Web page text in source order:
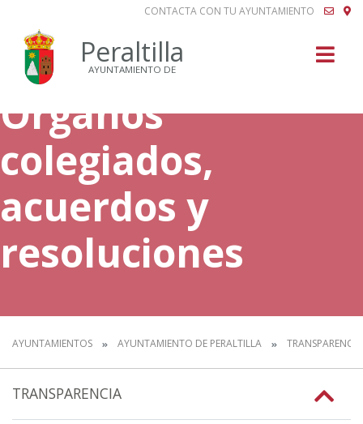
CONTACTA CON TU AYUNTAMIENTO
Peraltilla
AYUNTAMIENTO DE
Órganos
colegiados,
acuerdos y
resoluciones
AYUNTAMIENTOS AYUNTAMIENTO DE PERALTILLA TRANSPARENCIA
TRANSPARENCIA